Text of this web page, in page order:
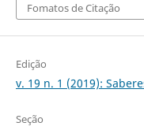
Fomatos de Citação
Edição
v. 19 n. 1 (2019):
Seção